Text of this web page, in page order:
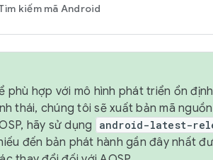
kiếm mã Android
phù hợp với mô hình phát triển ổn
thái, chúng tôi sẽ xuất bản mã
hãy sử dụng
android-latest-
đến bản phát hành gần đây nhất